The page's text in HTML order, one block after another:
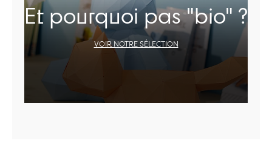
Et pourquoi pas "bio" ?
VOIR NOTRE SÉLECTION